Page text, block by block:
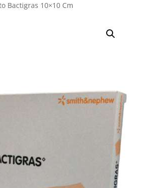
Bactigras 10×10 Cm